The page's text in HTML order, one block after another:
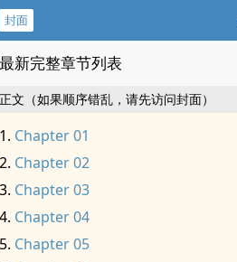
封面
最新完整章节列表
正文（如果顺序错乱，请先访问封面）
Chapter 01
Chapter 02
Chapter 03
Chapter 04
Chapter 05